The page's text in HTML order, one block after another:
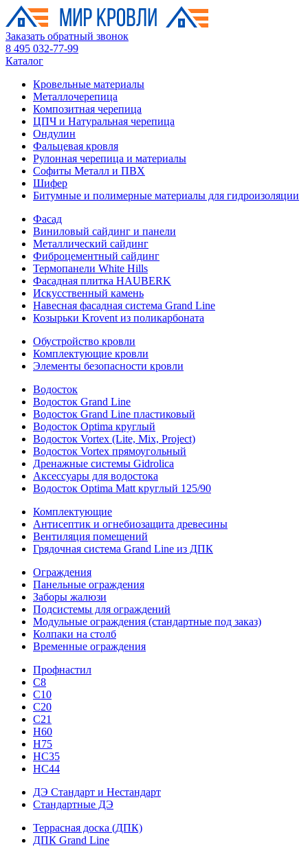
Заказать обратный звонок
8 495 032-77-99
Каталог
Кровельные материалы
Металлочерепица
Композитная черепица
ЦПЧ и Натуральная черепица
Ондулин
Фальцевая кровля
Рулонная черепица и материалы
Софиты Металл и ПВХ
Шифер
Битумные и полимерные материалы для гидроизоляции
Фасад
Виниловый сайдинг и панели
Металлический сайдинг
Фиброцементный сайдинг
Термопанели White Hills
Фасадная плитка HAUBERK
Искусственный камень
Навесная фасадная система Grand Line
Козырьки Krovent из поликарбоната
Обустройство кровли
Комплектующие кровли
Элементы безопасности кровли
Водосток
Водосток Grand Line
Водосток Grand Line пластиковый
Водосток Optima круглый
Водосток Vortex (Lite, Mix, Project)
Водосток Vortex прямоугольный
Дренажные системы Gidrolica
Аксессуары для водостока
Водосток Optima Matt круглый 125/90
Комплектующие
Антисептик и огнебиозащита древесины
Вентиляция помещений
Грядочная система Grand Line из ДПК
Ограждения
Панельные ограждения
Заборы жалюзи
Подсистемы для ограждений
Модульные ограждения (стандартные под заказ)
Колпаки на столб
Временные ограждения
Профнастил
С8
С10
С20
С21
H60
H75
HС35
НС44
ДЭ Стандарт и Нестандарт
Стандартные ДЭ
Террасная доска (ДПК)
ДПК Grand Line